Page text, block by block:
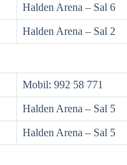
Halden Arena – Sal 6
Halden Arena – Sal 2
Mobil: 992 58 771
Halden Arena – Sal 5
Halden Arena – Sal 5